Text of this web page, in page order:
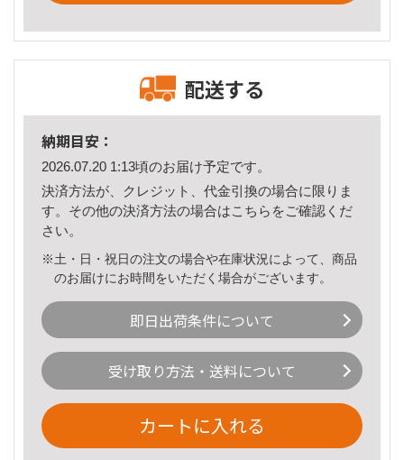
配送する
納期目安：
2026.07.20 1:13頃のお届け予定です。
決済方法が、クレジット、代金引換の場合に限りま
す。その他の決済方法の場合はこちら をご確認くだ
さい。
※土・日・祝日の注文の場合や在庫状況によって、商品
のお届けにお時間をいただく場合がございます。
即日出荷条件について
受け取り方法・送料について
カートに入れる